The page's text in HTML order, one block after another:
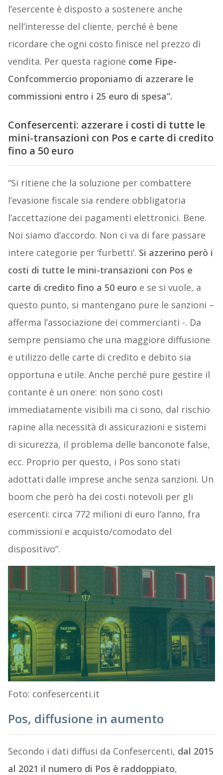
l’esercente è disposto a sostenere anche
nell’interesse del cliente, perché è bene
ricordare che ogni costo finisce nel prezzo di
vendita. Per questa ragione come Fipe-
Confcommercio proponiamo di azzerare le
commissioni entro i 25 euro di spesa”.
Confesercenti: azzerare i costi di tutte le
mini-transazioni con Pos e carte di credito
fino a 50 euro
“Si ritiene che la soluzione per combattere
l’evasione fiscale sia rendere obbligatoria
l’accettazione dei pagamenti elettronici. Bene.
Noi siamo d’accordo. Non ci va di fare passare
intere categorie per ‘furbetti’. Si azzerino però i
costi di tutte le mini-transazioni con Pos e
carte di credito fino a 50 euro e se si vuole, a
questo punto, si mantengano pure le sanzioni –
afferma l’associazione dei commercianti -. Da
sempre pensiamo che una maggiore diffusione
e utilizzo delle carte di credito e debito sia
opportuna e utile. Anche perché pure gestire il
contante è un onere: non sono costi
immediatamente visibili ma ci sono, dal rischio
rapine alla necessità di assicurazioni e sistemi
di sicurezza, il problema delle banconote false,
ecc. Proprio per questo, i Pos sono stati
adottati dalle imprese anche senza sanzioni. Un
boom che però ha dei costi notevoli per gli
esercenti: circa 772 milioni di euro l’anno, fra
commissioni e acquisto/comodato del
dispositivo”.
Foto: confesercenti.it
Pos, diffusione in aumento
Secondo i dati diffusi da Confesercenti, dal 2015
al 2021 il numero di Pos è raddoppiato,